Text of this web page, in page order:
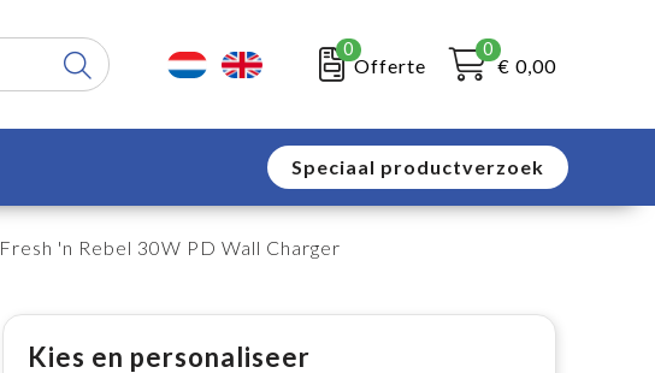
0
Offerte
0
€ 0,00
Speciaal productverzoek
Fresh 'n Rebel 30W PD Wall Charger
Kies en personaliseer